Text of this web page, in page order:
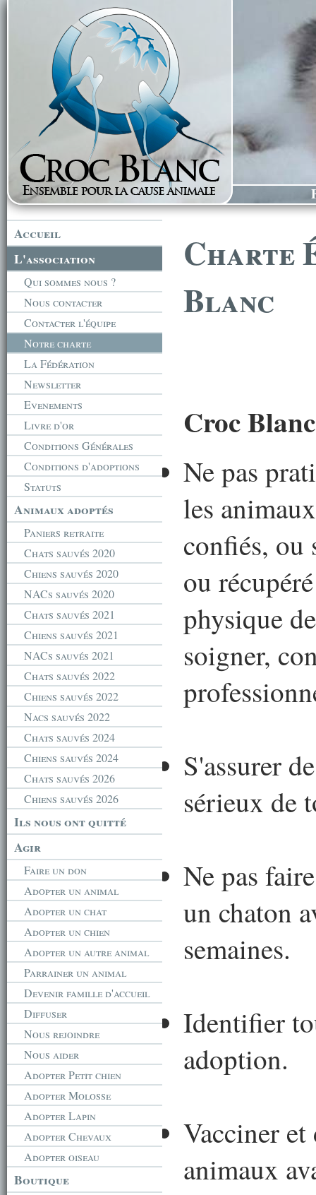
Accueil
L'association
Qui sommes nous ?
Nous contacter
Contacter l'équipe
Notre charte
La Fédération
Newsletter
Evenements
Livre d'or
Conditions Générales
Conditions d'adoptions
Statuts
Animaux adoptés
Paniers retraite
Chats sauvés 2020
Chiens sauvés 2020
NACs sauvés 2020
Chats sauvés 2021
Chiens sauvés 2021
NACs sauvés 2021
Chats sauvés 2022
Chiens sauvés 2022
Nacs sauvés 2022
Chats sauvés 2024
Chiens sauvés 2024
Chats sauvés 2026
Chiens sauvés 2026
Ils nous ont quitté
Agir
Faire un don
Adopter un animal
Adopter un chat
Adopter un chien
Adopter un autre animal
Parrainer un animal
Devenir famille d'accueil
Diffuser
Nous rejoindre
Nous aider
Adopter Petit chien
Adopter Molosse
Adopter Lapin
Adopter Chevaux
Adopter oiseau
Boutique
Charte
Blanc
Croc
Ne pas
les
confiés, ou
ou
physique
soigner,
S'assurer
sérieux de
Ne pas
un chaton
semaines.
Identifier
adoption.
Vacciner et
animaux